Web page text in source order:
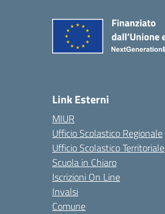
Link Esterni
MIUR
Ufficio Scolastico Regionale
Ufficio Scolastico Territoriale
Scuola in Chiaro
Iscrizioni On Line
Invalsi
Comune